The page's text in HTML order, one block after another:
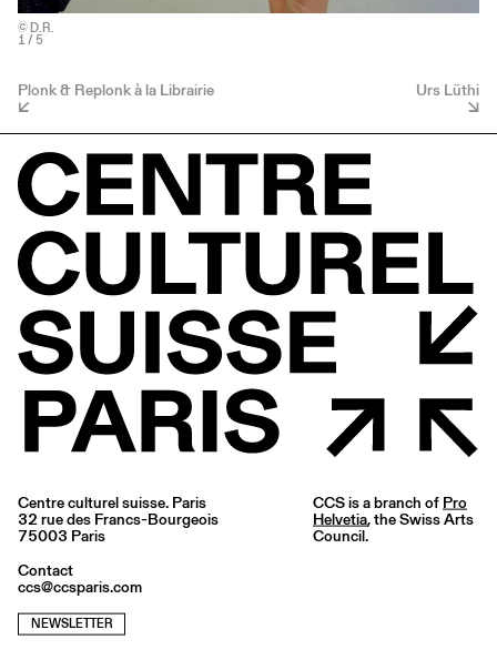
© D.R.
1 / 5
Plonk & Replonk à la Librairie Urs Lüthi
Centre culturel suisse. Paris
32 rue des Francs-Bourgeois
75003 Paris
Contact
ccs@ccsparis.com
NEWSLETTER
CCS is a branch of Pro
Helvetia, the Swiss Arts
Council.